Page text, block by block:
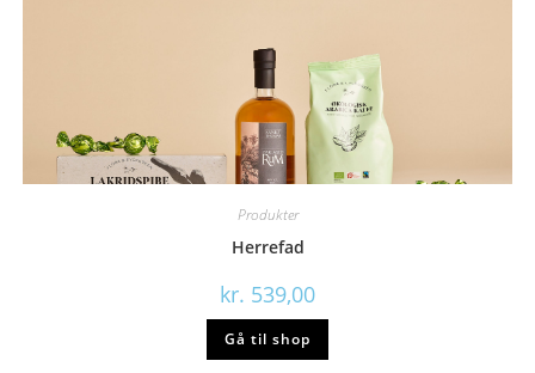
Produkter
Herrefad
kr. 539,00
Gå til shop